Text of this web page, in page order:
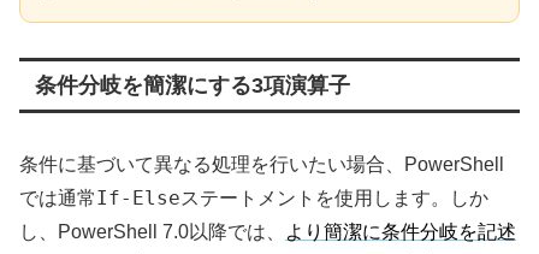
条件分岐を簡潔にする3項演算子
条件に基づいて異なる処理を行いたい場合、PowerShell
では通常If-Elseステートメントを使用します。しか
し、PowerShell 7.0以降では、
より簡潔に条件分岐を記述